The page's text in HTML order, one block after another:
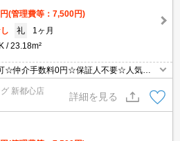
(管理費等：7,500円)
礼
1ヶ月
23.18m²
☆仲介手数料0円☆保証人不要☆人気の
新都心店
詳細を見る